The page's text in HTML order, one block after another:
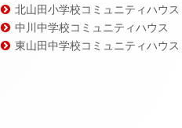
北山田小学校コミュニティハウス
中川中学校コミュニティハウス
東山田中学校コミュニティハウス